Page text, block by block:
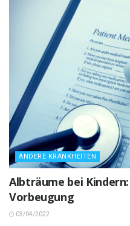
ANDERE KRANKHEITEN
Albträume bei
Vorbeugung
03/04/2022